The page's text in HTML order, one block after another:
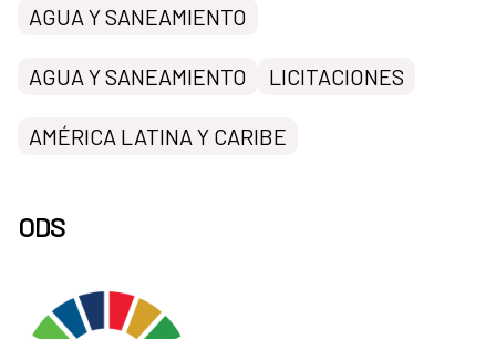
AGUA Y SANEAMIENTO
AGUA Y SANEAMIENTO LICITACIONES
AMÉRICA LATINA Y CARIBE
ODS